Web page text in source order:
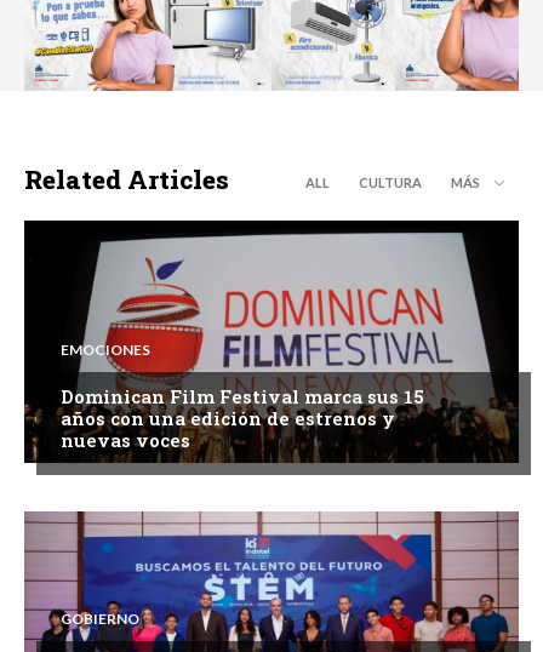
Related Articles ALL CULTURA MÁS
EMOCIONES
Dominican Film Festival marca sus 15
años con una edición de estrenos y
nuevas voces
GOBIERNO